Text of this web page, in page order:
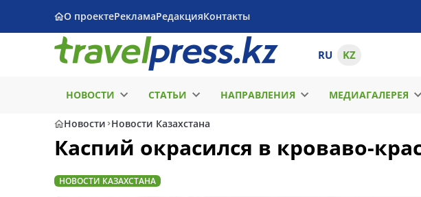
О проектеРекламаРедакцияКонтакты
RU KZ
НОВОСТИ СТАТЬИ НАПРАВЛЕНИЯ МЕДИАГАЛЕРЕЯ
Новости Новости Казахстана
Каспий окрасился в кроваво-
НОВОСТИ КАЗАХСТАНА